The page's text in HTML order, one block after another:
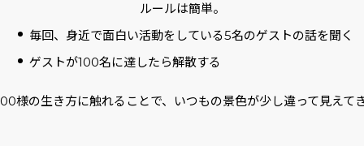
ルールは簡単。
毎回、身近で面白い活動をしている5名のゲストの話を聞く
ゲストが100名に達したら解散する
様の生き方に触れることで、いつもの景色が少し違って見えて